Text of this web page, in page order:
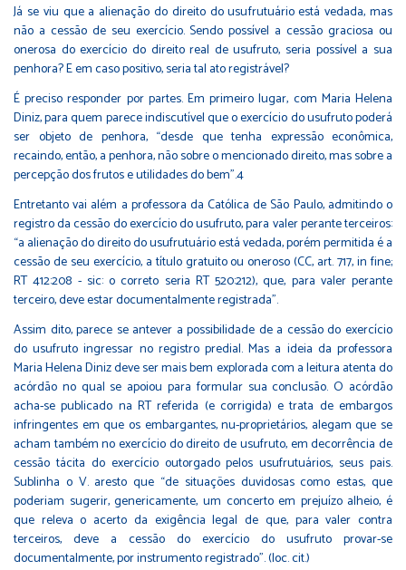
Já se viu que a alienação do direito do usufrutuário está vedada, mas
não a cessão de seu exercício. Sendo possível a cessão graciosa ou
onerosa do exercício do direito real de usufruto, seria possível a sua
penhora? E em caso positivo, seria tal ato registrável?
É preciso responder por partes. Em primeiro lugar, com Maria Helena
Diniz, para quem parece indiscutível que o exercício do usufruto poderá
ser objeto de penhora, “desde que tenha expressão econômica,
recaindo, então, a penhora, não sobre o mencionado direito, mas sobre a
percepção dos frutos e utilidades do bem”.4
Entretanto vai além a professora da Católica de São Paulo, admitindo o
registro da cessão do exercício do usufruto, para valer perante terceiros:
“a alienação do direito do usufrutuário está vedada, porém permitida é a
cessão de seu exercício, a título gratuito ou oneroso (CC, art. 717, in fine;
RT 412:208 - sic: o correto seria RT 520:212), que, para valer perante
terceiro, deve estar documentalmente registrada”.
Assim dito, parece se antever a possibilidade de a cessão do exercício
do usufruto ingressar no registro predial. Mas a ideia da professora
Maria Helena Diniz deve ser mais bem explorada com a leitura atenta do
acórdão no qual se apoiou para formular sua conclusão. O acórdão
acha-se publicado na RT referida (e corrigida) e trata de embargos
infringentes em que os embargantes, nu-proprietários, alegam que se
acham também no exercício do direito de usufruto, em decorrência de
cessão tácita do exercício outorgado pelos usufrutuários, seus pais.
Sublinha o V. aresto que “de situações duvidosas como estas, que
poderiam sugerir, genericamente, um concerto em prejuízo alheio, é
que releva o acerto da exigência legal de que, para valer contra
terceiros, deve a cessão do exercício do usufruto provar-se
documentalmente, por instrumento registrado”. (loc. cit.)